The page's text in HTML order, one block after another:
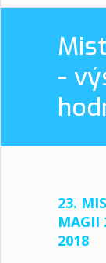
-
23.
MAGII
2018